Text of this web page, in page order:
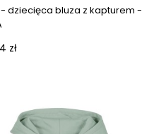
- dziecięca bluza z kapturem -
zł